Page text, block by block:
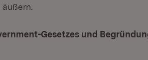
Gesetzes und